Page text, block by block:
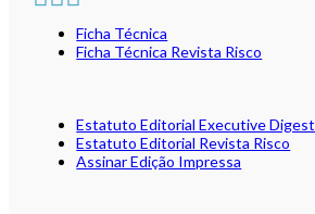
Ficha Técnica
Ficha Técnica Revista Risco
Estatuto Editorial Executive Digest
Estatuto Editorial Revista Risco
Assinar Edição Impressa